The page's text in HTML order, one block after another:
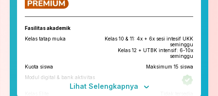
roboguru
Pengembangan Diri
Konseling Privat via chat & video
Tryout
Tryout Basic & Premium
13x setahun
Fasilitas akademik
Kelas tatap muka
Kelas 10 & 11: 4x + 6x sesi intesif UKK
seminggu
Kelas 12 + UTBK intensif: 6-10x
seminggu
Kuota siswa
Maksimum 15 siswa
Modul digital & bank aktivitas
Lihat Selengkapnya